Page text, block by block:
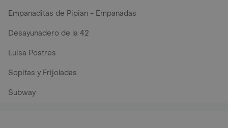
Empanaditas de Pipian - Empanadas
Desayunadero de la 42
Luisa Postres
Sopitas y Frijoladas
Subway